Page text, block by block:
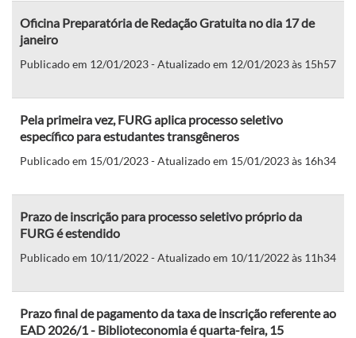
Oficina Preparatória de Redação Gratuita no dia 17 de
janeiro
Publicado em 12/01/2023 - Atualizado em 12/01/2023 às 15h57
Pela primeira vez, FURG aplica processo seletivo
específico para estudantes transgêneros
Publicado em 15/01/2023 - Atualizado em 15/01/2023 às 16h34
Prazo de inscrição para processo seletivo próprio da
FURG é estendido
Publicado em 10/11/2022 - Atualizado em 10/11/2022 às 11h34
Prazo final de pagamento da taxa de inscrição referente ao
EAD 2026/1 - Biblioteconomia é quarta-feira, 15